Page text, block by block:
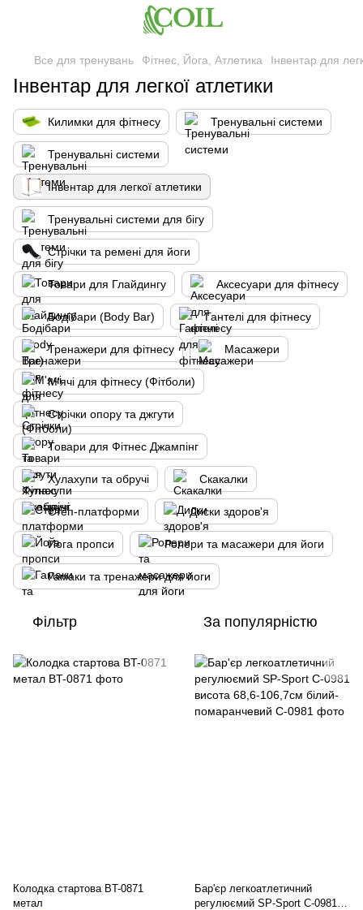
Все для тренувань Фітнес, Йога, Атлетика Інвентар для
Інвентар для легкої атлетики
Килимки для фітнесу Тренувальні системи
Тренувальні системи
Інвентар для легкої атлетики
Тренувальні системи для бігу
Стрічки та ремені для йоги
Товари для Глайдингу Аксесуари для фітнесу
Бодібари (Body Bar) Гантелі для фітнесу
Тренажери для фітнесу Масажери
М'ячі для фітнесу (Фітболи)
Стрічки опору та джгути
Товари для Фітнес Джампінг
Хулахупи та обручі Скакалки
Степ-платформи Диски здоров'я
Йога пропси Ролери та масажери для йоги
Гамаки та тренажери для йоги
Фільтр За популярністю
Колодка стартова BT-0871
метал
Бар'єр легкоатлетичний
регулюємий SP-Sport C-0981